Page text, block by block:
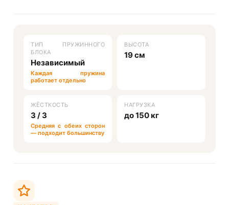
ТИП ПРУЖИННОГО
БЛОКА
Независимый
Каждая пружина
работает отдельно
ВЫСОТА
19 см
ЖЁСТКОСТЬ
3 / 3
Средняя с обеих сторон
— подходит большинству
НАГРУЗКА
до 150 кг